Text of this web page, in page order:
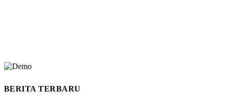
BERITA TERBARU